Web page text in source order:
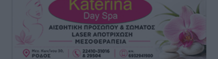
προϋποθέσεις, η 24μηνη εμπειρία και οι προθεσμίες
για τους δήμους
Τοπικές Ειδήσεις• πριν 7 ώρες
Δεύτερη πηγή εισοδήματος για τους επαγγελματίες